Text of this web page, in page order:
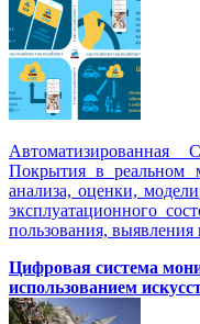
Покрытия в реальном
анализа, оценки,
эксплуатационного
пользования,
Цифровая система
использованием